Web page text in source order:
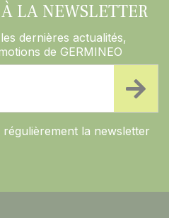
LA NEWSLETTER
dernières actualités,
de GERMINEO
la newsletter